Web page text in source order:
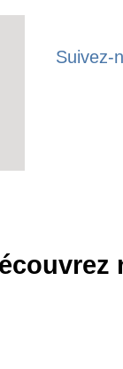
Suivez-